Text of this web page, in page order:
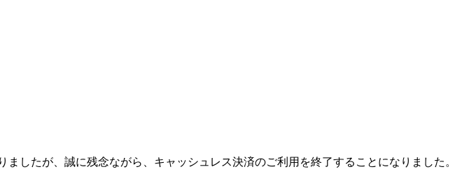
したが、誠に残念ながら、キャッシュレス決済のご利用を終了することになりました。